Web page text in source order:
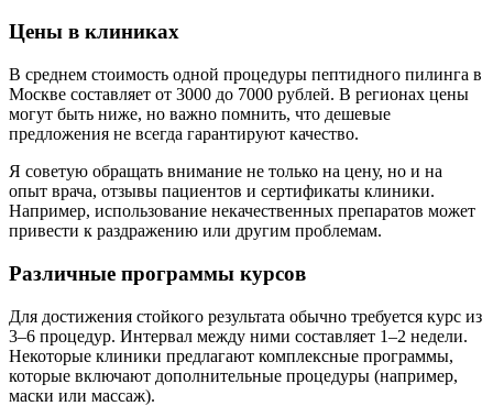
Цены в клиниках
В среднем стоимость одной процедуры пептидного пилинга в
Москве составляет от 3000 до 7000 рублей. В регионах цены
могут быть ниже, но важно помнить, что дешевые
предложения не всегда гарантируют качество.
Я советую обращать внимание не только на цену, но и на
опыт врача, отзывы пациентов и сертификаты клиники.
Например, использование некачественных препаратов может
привести к раздражению или другим проблемам.
Различные программы курсов
Для достижения стойкого результата обычно требуется курс из
3–6 процедур. Интервал между ними составляет 1–2 недели.
Некоторые клиники предлагают комплексные программы,
которые включают дополнительные процедуры (например,
маски или массаж).